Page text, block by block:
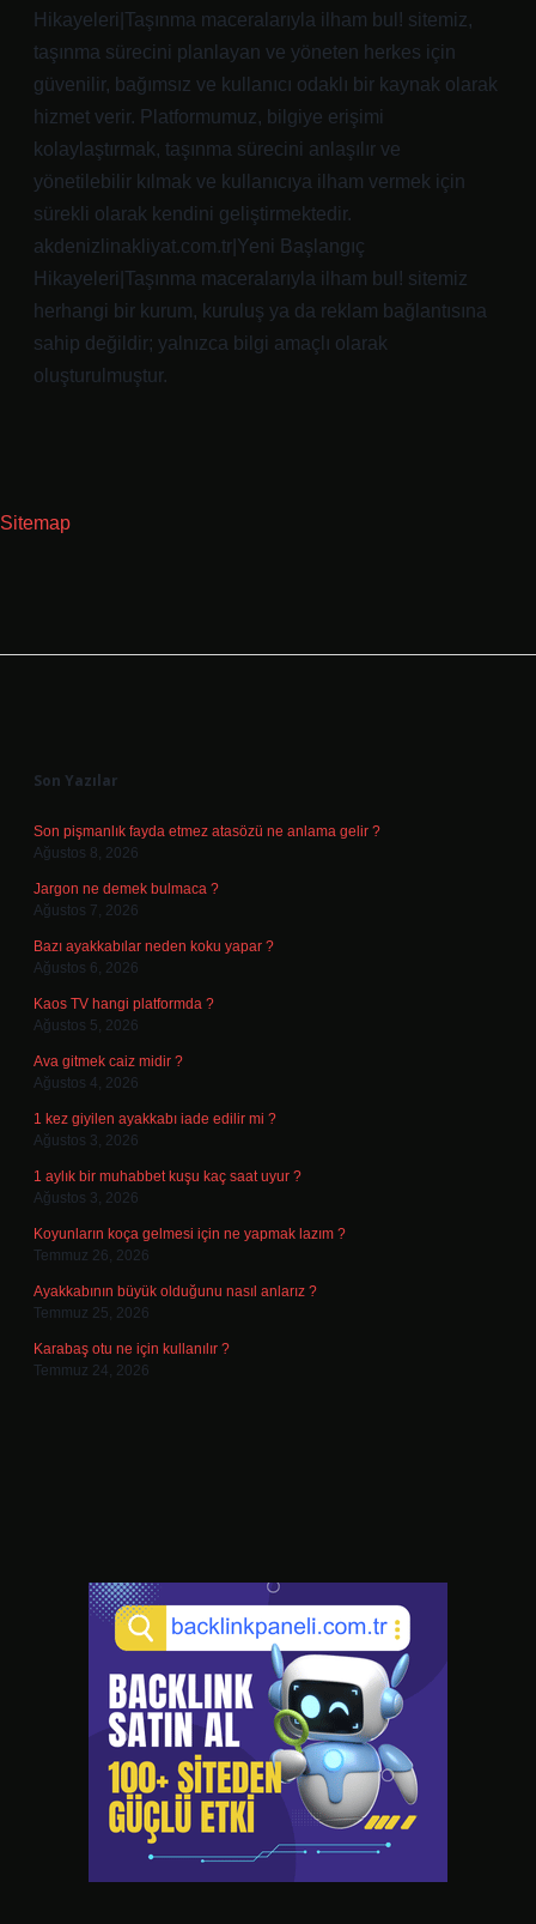
Hikayeleri|Taşınma maceralarıyla ilham bul! sitemiz,
taşınma sürecini planlayan ve yöneten herkes için
güvenilir, bağımsız ve kullanıcı odaklı bir kaynak olarak
hizmet verir. Platformumuz, bilgiye erişimi
kolaylaştırmak, taşınma sürecini anlaşılır ve
yönetilebilir kılmak ve kullanıcıya ilham vermek için
sürekli olarak kendini geliştirmektedir.
akdenizlinakliyat.com.tr|Yeni Başlangıç
Hikayeleri|Taşınma maceralarıyla ilham bul! sitemiz
herhangi bir kurum, kuruluş ya da reklam bağlantısına
sahip değildir; yalnızca bilgi amaçlı olarak
oluşturulmuştur.
Sitemap
Son Yazılar
Son pişmanlık fayda etmez atasözü ne anlama gelir ?
Ağustos 8, 2026
Jargon ne demek bulmaca ?
Ağustos 7, 2026
Bazı ayakkabılar neden koku yapar ?
Ağustos 6, 2026
Kaos TV hangi platformda ?
Ağustos 5, 2026
Ava gitmek caiz midir ?
Ağustos 4, 2026
1 kez giyilen ayakkabı iade edilir mi ?
Ağustos 3, 2026
1 aylık bir muhabbet kuşu kaç saat uyur ?
Ağustos 3, 2026
Koyunların koça gelmesi için ne yapmak lazım ?
Temmuz 26, 2026
Ayakkabının büyük olduğunu nasıl anlarız ?
Temmuz 25, 2026
Karabaş otu ne için kullanılır ?
Temmuz 24, 2026